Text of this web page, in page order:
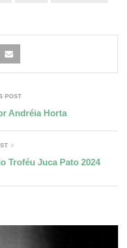
POST
Andréia Horta
Troféu Juca Pato 2024